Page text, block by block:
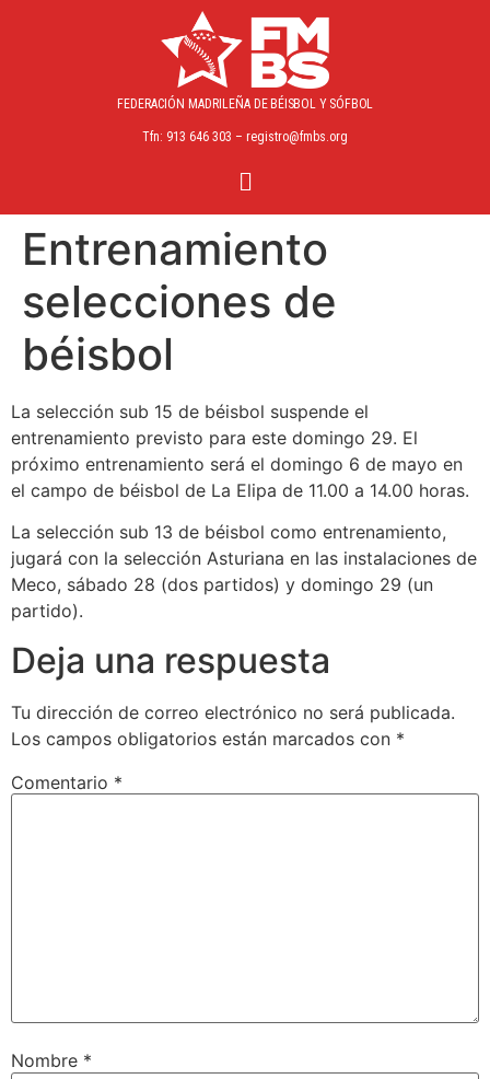
FEDERACIÓN MADRILEÑA DE BÉISBOL Y SÓFBOL
Tfn: 913 646 303 – registro@fmbs.org
Entrenamiento
selecciones de
béisbol
La selección sub 15 de béisbol suspende el
entrenamiento previsto para este domingo 29. El
próximo entrenamiento será el domingo 6 de mayo en
el campo de béisbol de La Elipa de 11.00 a 14.00 horas.
La selección sub 13 de béisbol como entrenamiento,
jugará con la selección Asturiana en las instalaciones de
Meco, sábado 28 (dos partidos) y domingo 29 (un
partido).
Deja una respuesta
Tu dirección de correo electrónico no será publicada.
Los campos obligatorios están marcados con *
Comentario *
Nombre *